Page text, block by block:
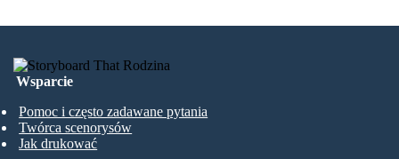
Wsparcie
Pomoc i często zadawane pytania
Twórca scenorysów
Jak drukować